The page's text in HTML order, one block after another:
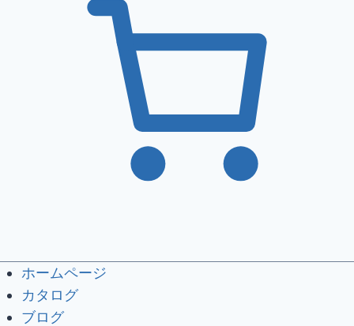
ホームページ
カタログ
ブログ